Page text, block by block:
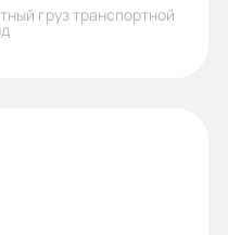
груз транспортной